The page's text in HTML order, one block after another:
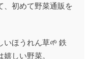
、初めて野菜通販を
いほうれん草🌱 鉄
しい野菜。